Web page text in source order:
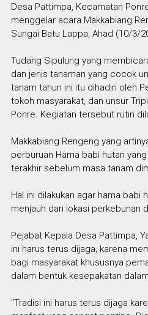
Desa Pattimpa, Kecamatan
menggelar acara Makkabiang
Sungai Batu Lappa, Ahad (10/3/
Tudang Sipulung yang
dan jenis tanaman yang cocok
tanam tahun ini itu dihadiri oleh
tokoh masyarakat, dan unsur
Ponre. Kegiatan tersebut rutin
Makkabiang Rengeng yang
perburuan Hama babi hutan
terakhir sebelum masa tanam
Hal ini dilakukan agar hama babi
menjauh dari lokasi perkebunan
Pejabat Kepala Desa Pattimpa,
ini harus terus dijaga, karena
bagi masyarakat khususnya
dalam bentuk kesepakatan
"Tradisi ini harus terus dijaga